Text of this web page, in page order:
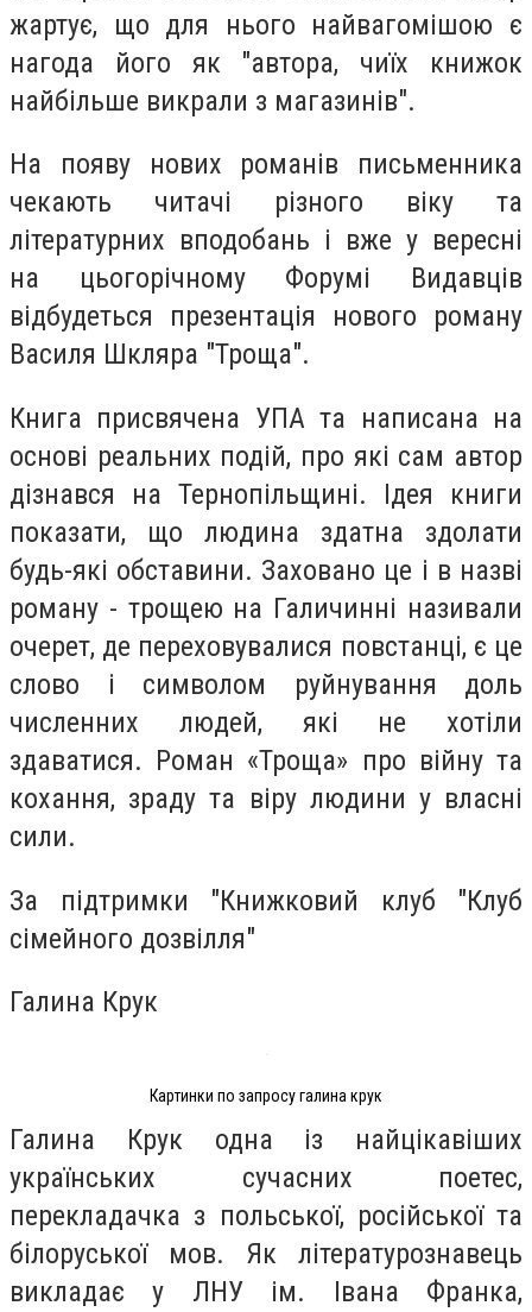
жартує, що для нього найвагомішою є
нагода його як "автора, чиїх книжок
найбільше викрали з магазинів".
На появу нових романів письменника
чекають читачі різного віку та
літературних вподобань і вже у вересні
на цьогорічному Форумі Видавців
відбудеться презентація нового роману
Василя Шкляра "Троща".
Книга присвячена УПА та написана на
основі реальних подій, про які сам автор
дізнався на Тернопільщині. Ідея книги
показати, що людина здатна здолати
будь-які обставини. Заховано це і в назві
роману - трощею на Галичинні називали
очерет, де переховувалися повстанці, є це
слово і символом руйнування доль
численних людей, які не хотіли
здаватися. Роман «Троща» про війну та
кохання, зраду та віру людини у власні
сили.
За підтримки "Книжковий клуб "Клуб
сімейного дозвілля"
Галина Крук
Картинки по запросу галина крук
Галина Крук одна із найцікавіших
українських сучасних поетес,
перекладачка з польської, російської та
білоруської мов. Як літературознавець
викладає у ЛНУ ім. Івана Франка,